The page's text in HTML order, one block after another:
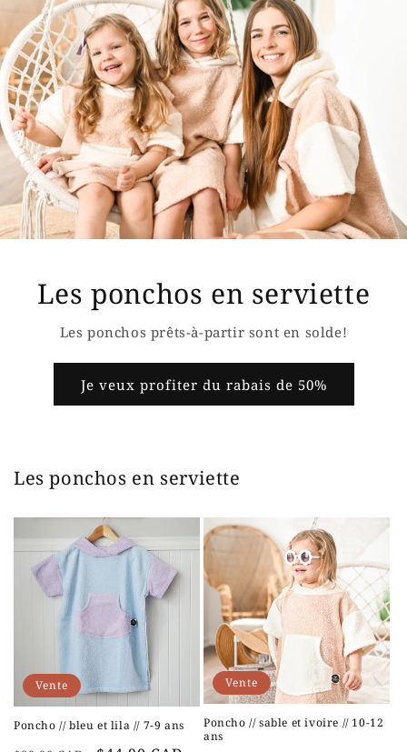
Les ponchos en serviette
Les ponchos prêts-à-partir sont en solde!
Je veux profiter du rabais de 50%
Les ponchos en serviette
Vente
Poncho // bleu et lila // 7-9 ans
Vente
Poncho // sable et ivoire // 10-12
ans